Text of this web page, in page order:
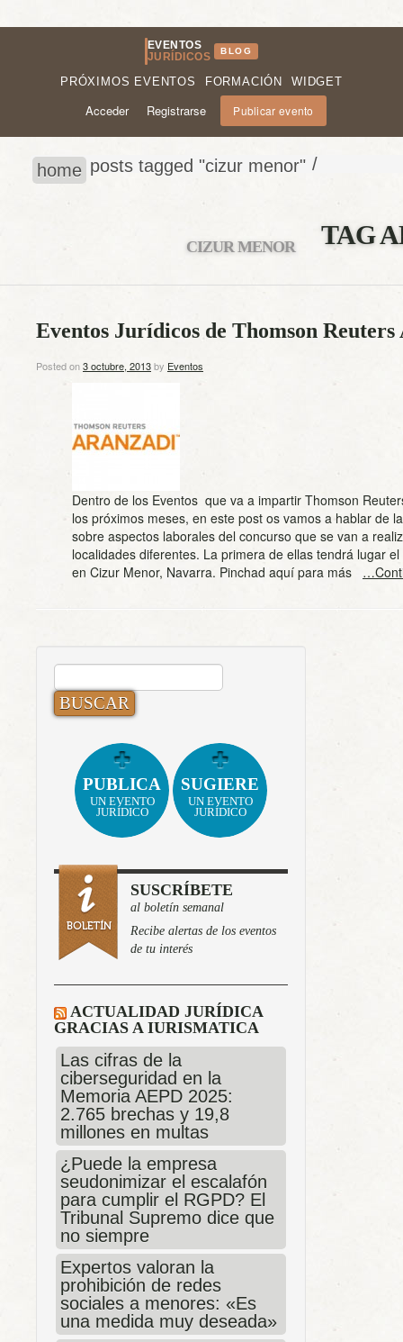
EVENTOS
JURÍDICOS
BLOG
PRÓXIMOS EVENTOS FORMACIÓN WIDGET
Acceder Registrarse Publicar evento
home /
posts tagged "cizur menor"
TAG
CIZUR MENOR
Eventos Jurídicos de Thomson
Posted on3 octubre, 2013by Eventos
Dentro de los Eventos que va a impartir Thomson
los próximos meses, en este post os vamos a hablar de
sobre aspectos laborales del concurso que se van a
localidades diferentes. La primera de ellas tendrá lugar
en Cizur Menor, Navarra. Pinchad aquí para más
BUSCAR:
PUBLICA
UN EVENTO
JURÍDICO
SUGIERE
UN EVENTO
JURÍDICO
SUSCRÍBETE
al boletín semanal
Recibe alertas de los eventos
de tu interés
ACTUALIDAD JURÍDICA
GRACIAS A IURISMATICA
Las cifras de la
ciberseguridad en la
Memoria AEPD 2025:
2.765 brechas y 19,8
millones en multas
¿Puede la empresa
seudonimizar el escalafón
para cumplir el RGPD? El
Tribunal Supremo dice que
no siempre
Expertos valoran la
prohibición de redes
sociales a menores: «Es
una medida muy deseada»